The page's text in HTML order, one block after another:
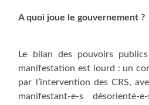
A quoi joue le gouvernement ?
Le bilan des pouvoirs
manifestation est lourd : un
par l’intervention des CRS,
manifestant-e-s